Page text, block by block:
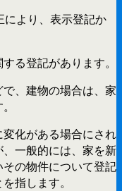
より、表示登記か
る登記があります。
、建物の場合は、家
化がある場合にされ
一般的には、家を新
の物件について登記
指します。